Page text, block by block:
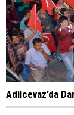
Adilcevaz’da